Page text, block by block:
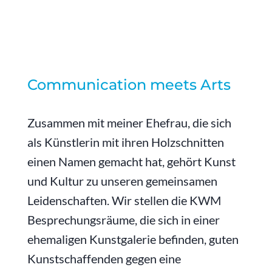
Communication meets Arts
Zusammen mit meiner Ehefrau, die sich
als Künstlerin mit ihren Holzschnitten
einen Namen gemacht hat, gehört Kunst
und Kultur zu unseren gemeinsamen
Leidenschaften. Wir stellen die KWM
Besprechungsräume, die sich in einer
ehemaligen Kunstgalerie befinden, guten
Kunstschaffenden gegen eine